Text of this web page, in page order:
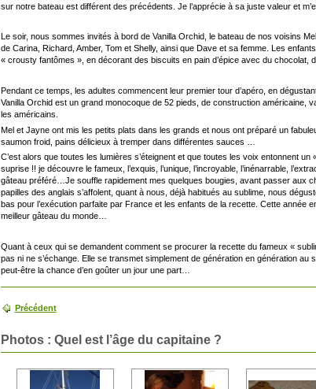
sur notre bateau est différent des précédents. Je l’apprécie à sa juste valeur et
Le soir, nous sommes invités à bord de Vanilla Orchid, le bateau de nos voisins
de Carina, Richard, Amber, Tom et Shelly, ainsi que Dave et sa femme. Les
« crousty fantômes », en décorant des biscuits en pain d’épice avec du chocolat,
Pendant ce temps, les adultes commencent leur premier tour d’apéro, en
Vanilla Orchid est un grand monocoque de 52 pieds, de construction américaine,
les américains.
Mel et Jayne ont mis les petits plats dans les grands et nous ont préparé un
saumon froid, pains délicieux à tremper dans différentes sauces …
C’est alors que toutes les lumières s’éteignent et que toutes les voix entonnent un
suprise !! je découvre le fameux, l’exquis, l’unique, l’incroyable, l’inénarrable,
gâteau préféré…Je souffle rapidement mes quelques bougies, avant passer aux
papilles des anglais s’affolent, quant à nous, déjà habitués au sublime, nous
bas pour l’exécution parfaite par France et les enfants de la recette. Cette année
meilleur gâteau du monde…
Quant à ceux qui se demandent comment se procurer la recette du fameux «
pas ni ne s’échange. Elle se transmet simplement de génération en génération au
peut-être la chance d’en goûter un jour une part…
Précédent
Photos : Quel est l’âge du capitaine ?